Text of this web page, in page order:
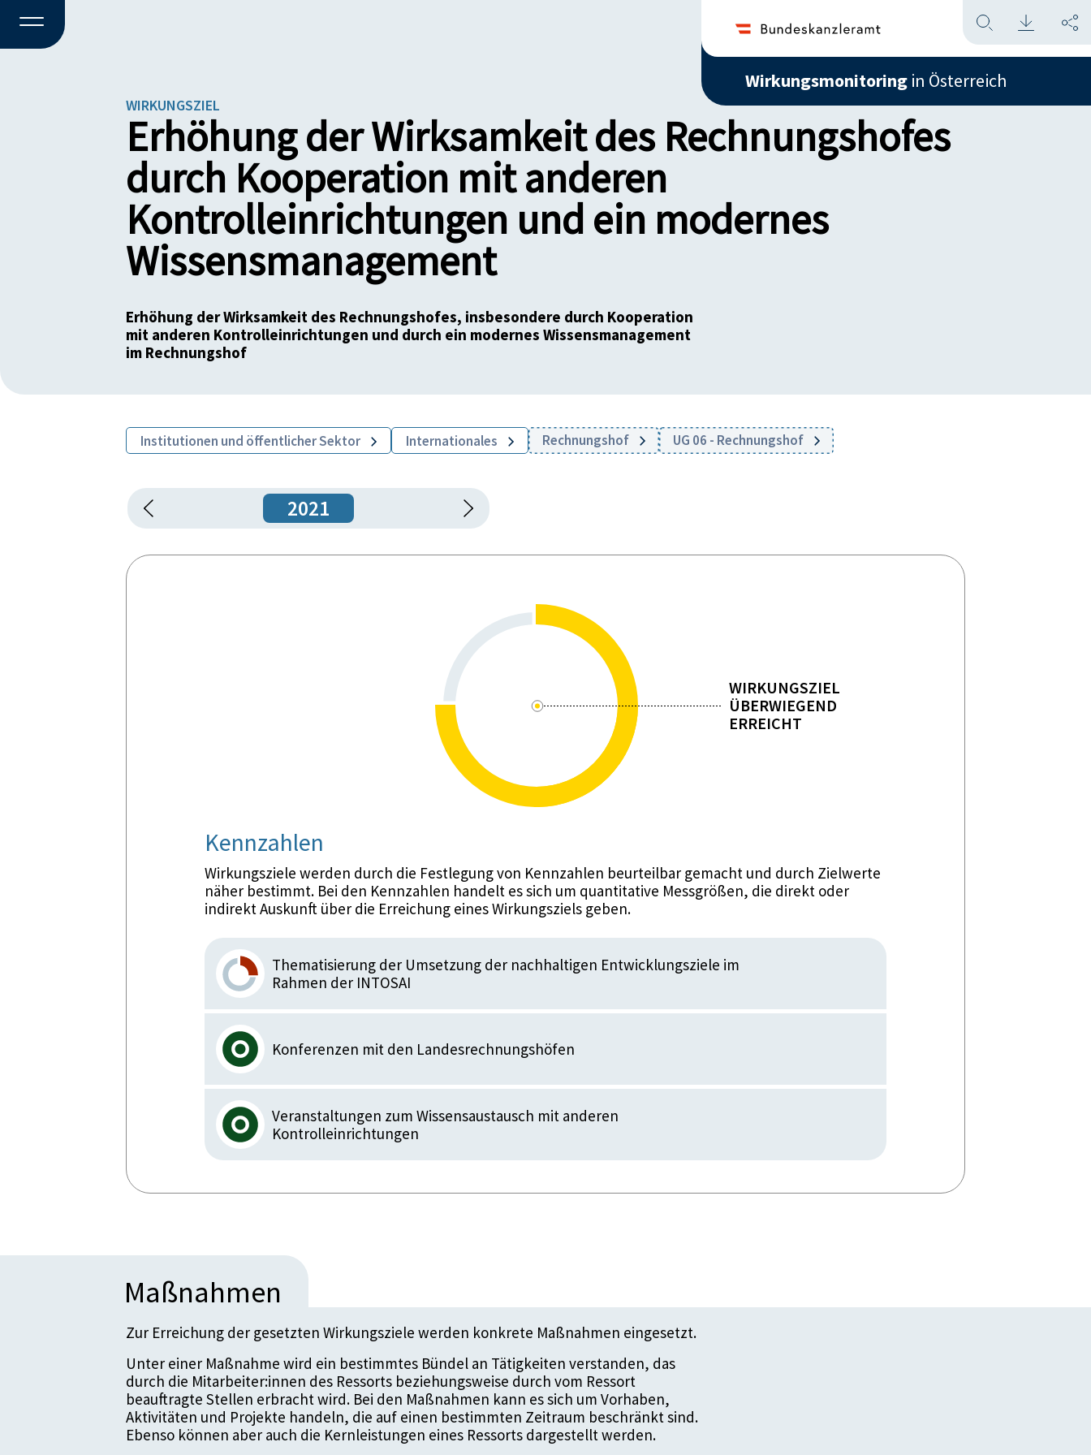
Wirkungsmonitoring in Österreich
WIRKUNGSZIEL
Erhöhung der Wirksamkeit des Rechnungshofes
durch Kooperation mit anderen
Kontrolleinrichtungen und ein modernes
Wissensmanagement
Erhöhung der Wirksamkeit des Rechnungshofes, insbesondere durch Kooperation
mit anderen Kontrolleinrichtungen und durch ein modernes Wissensmanagement
im Rechnungshof
Institutionen und öffentlicher Sektor Internationales Rechnungshof UG 06 - Rechnungshof
2021
WIRKUNGSZIEL
ÜBERWIEGEND
ERREICHT
Kennzahlen
Wirkungsziele werden durch die Festlegung von Kennzahlen beurteilbar gemacht und durch Zielwerte
näher bestimmt. Bei den Kennzahlen handelt es sich um quantitative Messgrößen, die direkt oder
indirekt Auskunft über die Erreichung eines Wirkungsziels geben.
Thematisierung der Umsetzung der nachhaltigen Entwicklungsziele im
Rahmen der INTOSAI
Konferenzen mit den Landesrechnungshöfen
Veranstaltungen zum Wissensaustausch mit anderen
Kontrolleinrichtungen
Maßnahmen
Zur Erreichung der gesetzten Wirkungsziele werden konkrete Maßnahmen eingesetzt.
Unter einer Maßnahme wird ein bestimmtes Bündel an Tätigkeiten verstanden, das
durch die Mitarbeiter:innen des Ressorts beziehungsweise durch vom Ressort
beauftragte Stellen erbracht wird. Bei den Maßnahmen kann es sich um Vorhaben,
Aktivitäten und Projekte handeln, die auf einen bestimmten Zeitraum beschränkt sind.
Ebenso können aber auch die Kernleistungen eines Ressorts dargestellt werden.